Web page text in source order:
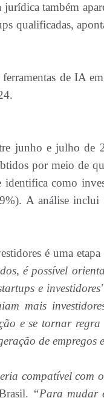
também
qualificadas,
de IA
junho e julho de
por meio de
identifica como
A análise inclui
é uma
é possível
e
mais
e se tornar
de empregos
compatível com
“Para mudar